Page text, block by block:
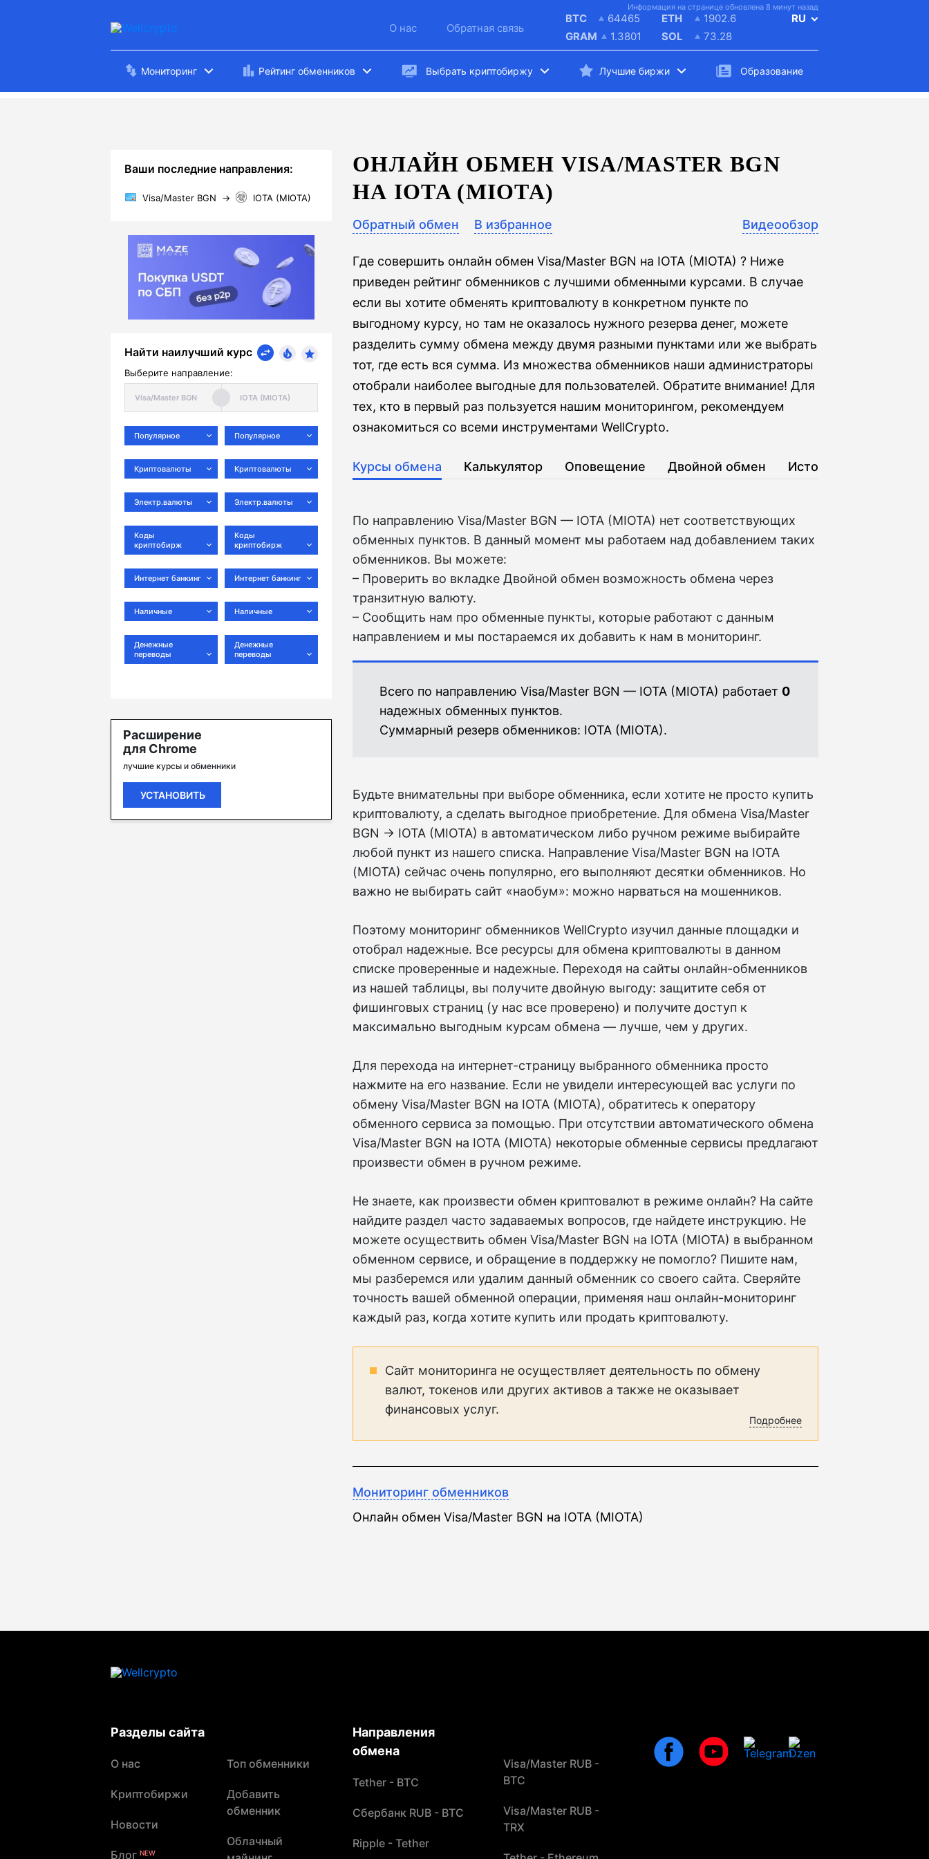
Информация на странице обновлена 8 минут назад
О нас Обратная связь
BTC
64465
GRAM
1.3801
ETH
1902.6
SOL
73.28
RU
Мониторинг Рейтинг обменников Выбрать криптобиржу Лучшие биржи Образование
Ваши последние направления:
Visa/Master BGN → IOTA (MIOTA)
Найти наилучший курс
Выберите направление:
Популярное
Криптовалюты
Электр.валюты
Коды
криптобирж
Интернет банкинг
Наличные
Денежные
переводы
Популярное
Криптовалюты
Электр.валюты
Коды
криптобирж
Интернет банкинг
Наличные
Денежные
переводы
Расширение
для Chrome
лучшие курсы и обменники
УСТАНОВИТЬ
ОНЛАЙН ОБМЕН VISA/MASTER BGN
НА IOTA (MIOTA)
Обратный обмен В избранное Видеообзор
Где совершить онлайн обмен Visa/Master BGN на IOTA (MIOTA) ? Ниже
приведен рейтинг обменников с лучшими обменными курсами. В случае
если вы хотите обменять криптовалюту в конкретном пункте по
выгодному курсу, но там не оказалось нужного резерва денег, можете
разделить сумму обмена между двумя разными пунктами или же выбрать
тот, где есть вся сумма. Из множества обменников наши администраторы
отобрали наиболее выгодные для пользователей. Обратите внимание! Для
тех, кто в первый раз пользуется нашим мониторингом, рекомендуем
ознакомиться со всеми инструментами WellCrypto.
Курсы обмена Калькулятор Оповещение Двойной обмен История
По направлению Visa/Master BGN — IOTA (MIOTA) нет соответствующих
обменных пунктов. В данный момент мы работаем над добавлением таких
обменников. Вы можете:
– Проверить во вкладкe Двойной обмен возможность обмена через
транзитную валюту.
– Сообщить нам про обменные пункты, которые работают с данным
направлением и мы постараемся их добавить к нам в мониторинг.
Всего по направлению Visa/Master BGN — IOTA (MIOTA) работает 0
надежных обменных пунктов.
Суммарный резерв обменников: IOTA (MIOTA).
Будьте внимательны при выборе обменника, если хотите не просто купить
криптовалюту, а сделать выгодное приобретение. Для обмена Visa/Master
BGN → IOTA (MIOTA) в автоматическом либо ручном режиме выбирайте
любой пункт из нашего списка. Направление Visa/Master BGN на IOTA
(MIOTA) сейчас очень популярно, его выполняют десятки обменников. Но
важно не выбирать сайт «наобум»: можно нарваться на мошенников.
Поэтому мониторинг обменников WellCrypto изучил данные площадки и
отобрал надежные. Все ресурсы для обмена криптовалюты в данном
списке проверенные и надежные. Переходя на сайты онлайн-обменников
из нашей таблицы, вы получите двойную выгоду: защитите себя от
фишинговых страниц (у нас все проверено) и получите доступ к
максимально выгодным курсам обмена — лучше, чем у других.
Для перехода на интернет-страницу выбранного обменника просто
нажмите на его название. Если не увидели интересующей вас услуги по
обмену Visa/Master BGN на IOTA (MIOTA), обратитесь к оператору
обменного сервиса за помощью. При отсутствии автоматического обмена
Visa/Master BGN на IOTA (MIOTA) некоторые обменные сервисы предлагают
произвести обмен в ручном режиме.
Не знаете, как произвести обмен криптовалют в режиме онлайн? На сайте
найдите раздел часто задаваемых вопросов, где найдете инструкцию. Не
можете осуществить обмен Visa/Master BGN на IOTA (MIOTA) в выбранном
обменном сервисе, и обращение в поддержку не помогло? Пишите нам,
мы разберемся или удалим данный обменник со своего сайта. Сверяйте
точность вашей обменной операции, применяя наш онлайн-мониторинг
каждый раз, когда хотите купить или продать криптовалюту.
Сайт мониторинга не осуществляет деятельность по обмену
валют, токенов или других активов а также не оказывает
финансовых услуг.
Подробнее
Мониторинг обменников
Онлайн обмен Visa/Master BGN на IOTA (MIOTA)
Разделы сайта
О нас
Криптобиржи
Новости
Блог NEW
Топ обменники
Добавить
обменник
Облачный
Направления
обмена
Tether - BTC
Сбербанк RUB - BTC
Ripple - Tether
Visa/Master RUB -
BTC
Visa/Master RUB -
TRX